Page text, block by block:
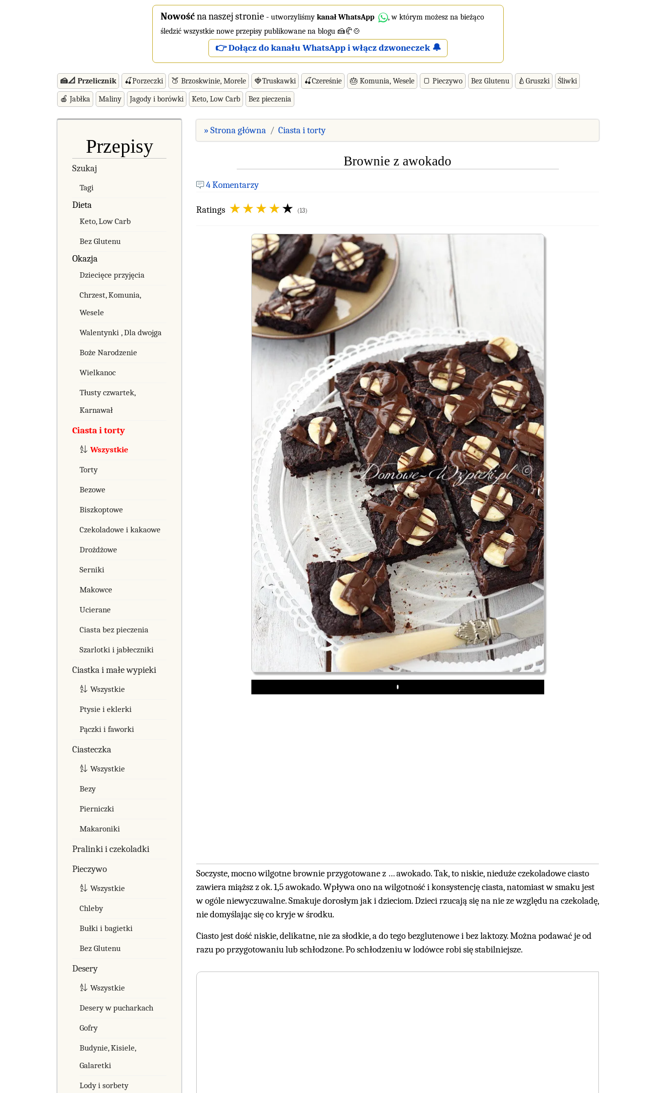
Nowośćna naszej stronie - utworzyliśmy kanał WhatsApp
, w którym możesz na bieżąco
śledzić wszystkie nowe przepisy publikowane na blogu 🍰🥐🍲
👉 Dołącz do kanału WhatsApp i włącz dzwoneczek 🔔
🍰📐 Przelicznik 🍒Porzeczki 🍑 Brzoskwinie, Morele 🍓Truskawki 🍒Czereśnie 🎂 Komunia, Wesele 🍞 Pieczywo Bez Glutenu 🍐Gruszki Śliwki
🍎 Jabłka Maliny Jagody i borówki Keto, Low Carb Bez pieczenia
Przepisy
Szukaj
Tagi
Dieta
Keto, Low Carb
Bez Glutenu
Okazja
Dziecięce przyjęcia
Chrzest, Komunia,
Wesele
Walentynki , Dla dwojga
Boże Narodzenie
Wielkanoc
Tłusty czwartek,
Karnawał
Ciasta i torty
Wszystkie
Torty
Bezowe
Biszkoptowe
Czekoladowe i kakaowe
Drożdżowe
Serniki
Makowce
Ucierane
Ciasta bez pieczenia
Szarlotki i jabłeczniki
Ciastka i małe wypieki
Wszystkie
Ptysie i eklerki
Pączki i faworki
Ciasteczka
Wszystkie
Bezy
Pierniczki
Makaroniki
Pralinki i czekoladki
Pieczywo
Wszystkie
Chleby
Bułki i bagietki
Bez Glutenu
Desery
Wszystkie
Desery w pucharkach
Gofry
Budynie, Kisiele,
Galaretki
Lody i sorbety
» Strona główna Ciasta i torty
Brownie z awokado
4 Komentarzy
Ratings (13)
Play
Soczyste, mocno wilgotne brownie przygotowane z … awokado. Tak, to niskie, nieduże czekoladowe ciasto
zawiera miąższ z ok. 1,5 awokado. Wpływa ono na wilgotność i konsystencję ciasta, natomiast w smaku jest
w ogóle niewyczuwalne. Smakuje dorosłym jak i dzieciom. Dzieci rzucają się na nie ze względu na czekoladę,
nie domyślając się co kryje w środku.
Ciasto jest dość niskie, delikatne, nie za słodkie, a do tego bezglutenowe i bez laktozy. Można podawać je od
razu po przygotowaniu lub schłodzone. Po schłodzeniu w lodówce robi się stabilniejsze.